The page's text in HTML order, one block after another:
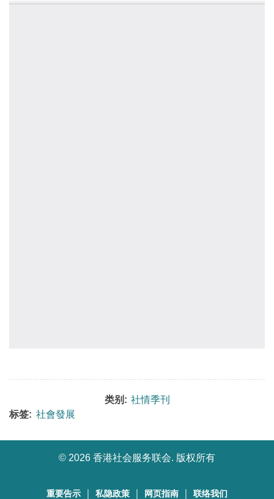
类别: 社情季刊
标签: 社會發展
© 2026 香港社会服务联会. 版权所有
重要告示 私隐政策 网页指南 联络我们